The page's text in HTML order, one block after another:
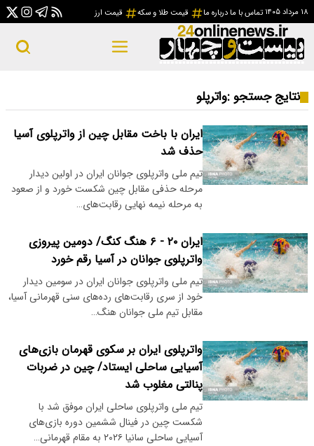
۱۸ مرداد ۱۴۰۵ تماس با ما درباره ما قیمت طلا و سکه قیمت ارز
نتایج جستجو :واترپلو
ایران با باخت مقابل چین از واترپلوی آسیا
حذف شد
تیم ملی واترپلوی جوانان ایران در اولین دیدار
مرحله حذفی مقابل چین شکست خورد و از صعود
به مرحله نیمه نهایی رقابت‌های…
ایران ۲۰ - ۶ هنگ کنگ/ دومین پیروزی
واترپلوی جوانان در آسیا رقم خورد
تیم ملی واترپلوی جوانان ایران در سومین دیدار
خود از سری رقابت‌های رده‌های سنی قهرمانی آسیا،
مقابل تیم ملی جوانان هنگ‌…
واترپلوی ایران بر سکوی قهرمان بازی‌های
آسیایی ساحلی ایستاد/ چین در ضربات
پنالتی مغلوب شد
تیم ملی واترپلوی ساحلی ایران موفق شد با
شکست چین در فینال ششمین دوره بازی‌های
آسیایی ساحلی سانیا ۲۰۲۶ به مقام قهرمانی…